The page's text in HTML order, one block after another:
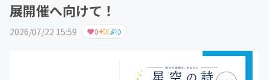
展開催へ向けて！
2026/07/22 15:59 0 0 0